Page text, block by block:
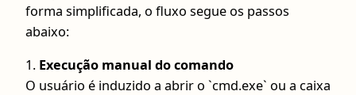
forma simplificada, o fluxo segue os passos
abaixo:
1. Execução manual do comando
O usuário é induzido a abrir o `cmd.exe` ou a caixa